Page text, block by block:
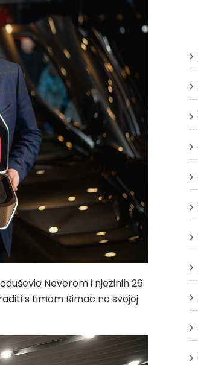
Neverom i njezinih 26
s timom Rimac na svojoj